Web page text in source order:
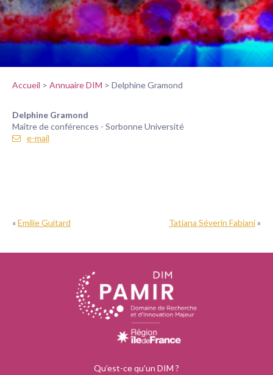
Accueil > Annuaire DIM > Delphine Gramond
Delphine Gramond
Maître de conférences - Sorbonne Université
e-mail
«Emilie Guitard Tatiana Séverin Fabiani»
Qu’est-ce qu’un DIM ?